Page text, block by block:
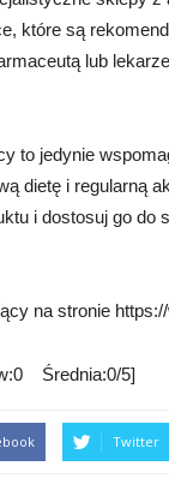
które są
lub
to jedynie
dietę i regularną
i dostosuj go do
na stronie
Średnia:0/5]
Twitter